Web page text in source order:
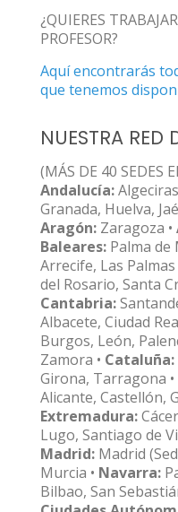
¿QUIERES
PROFESOR?
Aquí encontrarás
que tenemos
NUESTRA RED
(MÁS DE 40 SEDES
Andalucía:
Granada, Huelva,
Aragón: Zaragoza •
Baleares: Palma de
Arrecife, Las
del Rosario, Santa
Cantabria:
Albacete, Ciudad
Burgos, León,
Zamora • Cataluña:
Girona, Tarragona •
Alicante, Castellón,
Extremadura:
Lugo, Santiago de
Madrid: Madrid
Murcia • Navarra:
Bilbao, San